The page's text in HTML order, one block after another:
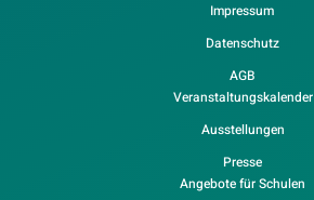
Impressum
Datenschutz
AGB
Veranstaltungskalender
Ausstellungen
Presse
Angebote für Schulen